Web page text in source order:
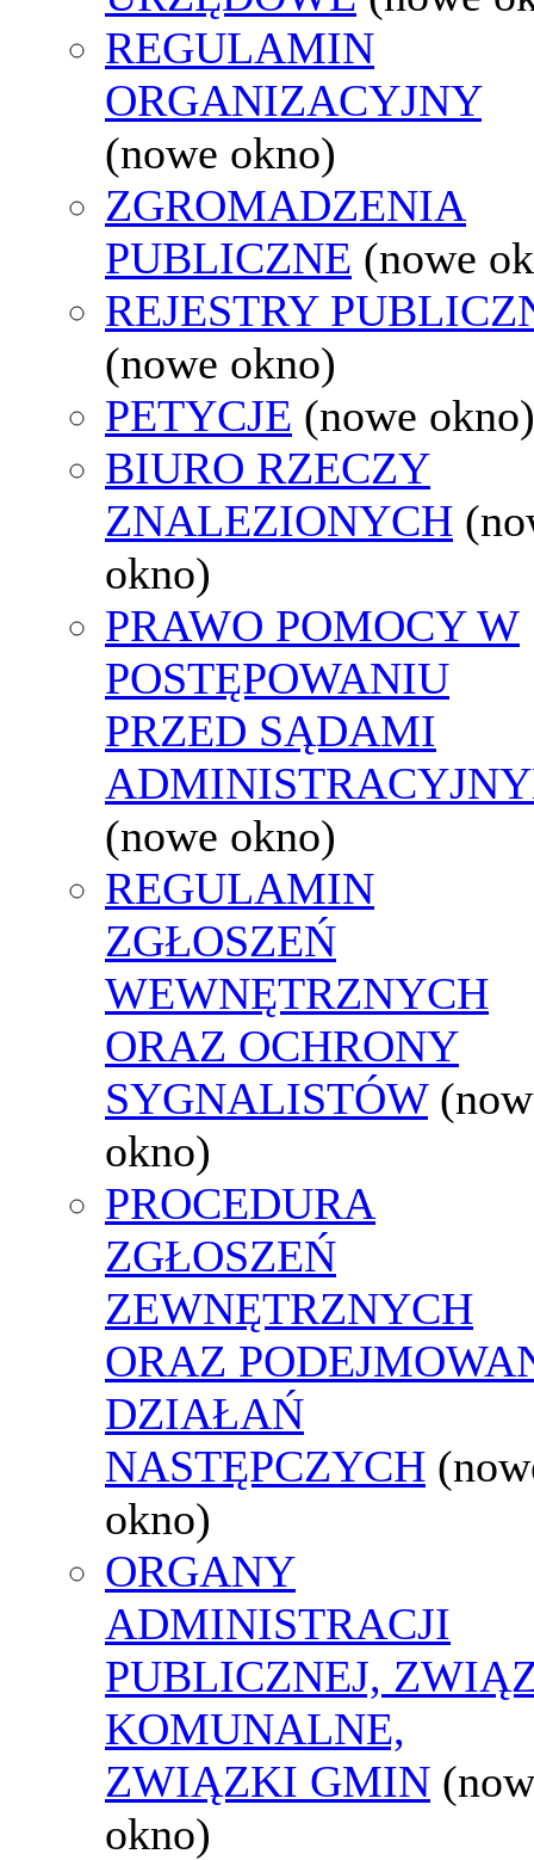
REGULAMIN
ORGANIZACYJNY
(nowe okno)
ZGROMADZENIA
PUBLICZNE (nowe
REJESTRY
(nowe okno)
PETYCJE (nowe okno)
BIURO RZECZY
ZNALEZIONYCH
okno)
PRAWO POMOCY W
POSTĘPOWANIU
PRZED SĄDAMI
(nowe okno)
REGULAMIN
ZGŁOSZEŃ
WEWNĘTRZNYCH
ORAZ OCHRONY
SYGNALISTÓW
okno)
PROCEDURA
ZGŁOSZEŃ
ZEWNĘTRZNYCH
ORAZ
DZIAŁAŃ
NASTĘPCZYCH
okno)
ORGANY
ADMINISTRACJI
PUBLICZNEJ,
KOMUNALNE,
ZWIĄZKI GMIN
okno)